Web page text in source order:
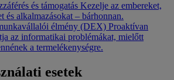
és támogatás Kezelje az embereket,
és alkalmazásokat – bárhonnan.
élmény (DEX) Proaktívan
az informatikai problémákat, mielőtt
a termelékenységre.
esetek